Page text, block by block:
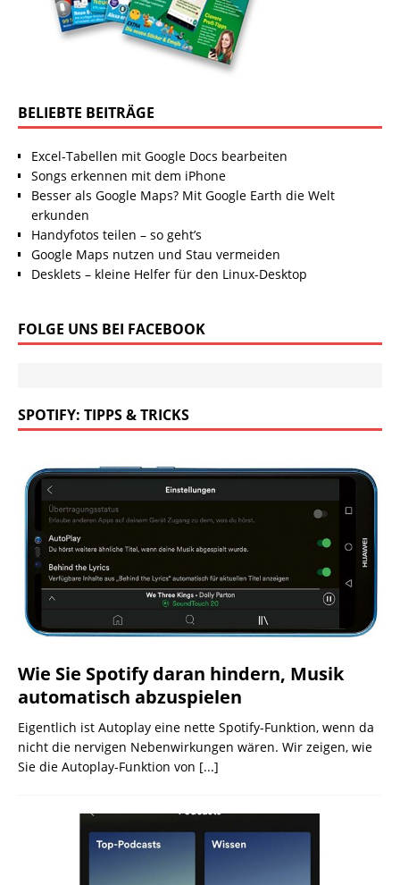
BELIEBTE BEITRÄGE
Excel-Tabellen mit Google Docs bearbeiten
Songs erkennen mit dem iPhone
Besser als Google Maps? Mit Google Earth die Welt
erkunden
Handyfotos teilen – so geht’s
Google Maps nutzen und Stau vermeiden
Desklets – kleine Helfer für den Linux-Desktop
FOLGE UNS BEI FACEBOOK
SPOTIFY: TIPPS & TRICKS
Wie Sie Spotify daran hindern, Musik
automatisch abzuspielen
Eigentlich ist Autoplay eine nette Spotify-Funktion, wenn da
nicht die nervigen Nebenwirkungen wären. Wir zeigen, wie
Sie die Autoplay-Funktion von [...]